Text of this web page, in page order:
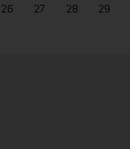
26 27 28 29